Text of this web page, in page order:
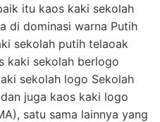
itu kaos kaki sekolah
di dominasi warna Putih
sekolah putih telaoak
kaki sekolah berlogo
sekolah logo Sekolah
juga kaos kaki logo
satu sama lainnya yang